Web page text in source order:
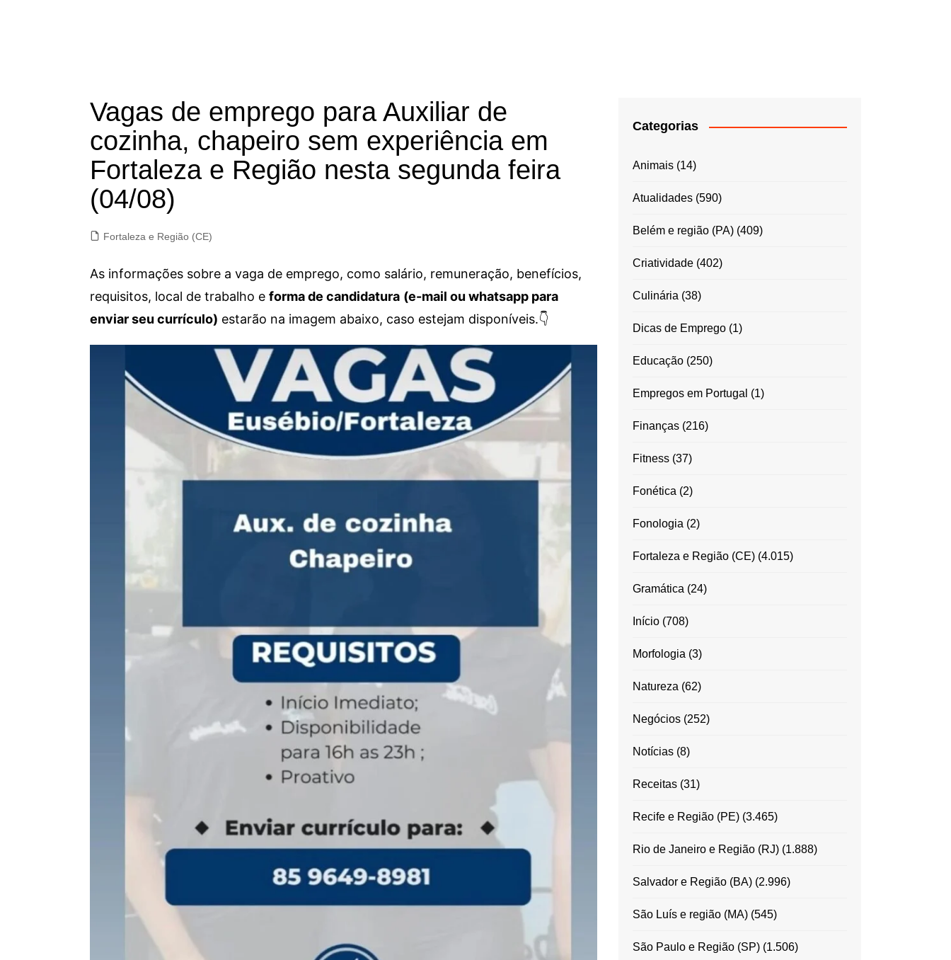
Vagas de emprego para Auxiliar de
cozinha, chapeiro sem experiência em
Fortaleza e Região nesta segunda feira
(04/08)
Fortaleza e Região (CE)
As informações sobre a vaga de emprego, como salário, remuneração, benefícios,
requisitos, local de trabalho e forma de candidatura (e-mail ou whatsapp para
enviar seu currículo) estarão na imagem abaixo, caso estejam disponíveis.👇
Categorias
Animais(14)
Atualidades(590)
Belém e região (PA)(409)
Criatividade(402)
Culinária (38)
Dicas de Emprego(1)
Educação(250)
Empregos em Portugal (1)
Finanças(216)
Fitness(37)
Fonética (2)
Fonologia (2)
Fortaleza e Região (CE)(4.015)
Gramática (24)
Início(708)
Morfologia (3)
Natureza (62)
Negócios(252)
Notícias(8)
Receitas(31)
Recife e Região (PE)(3.465)
Rio de Janeiro e Região (RJ)(1.888)
Salvador e Região (BA)(2.996)
São Luís e região (MA)(545)
São Paulo e Região (SP)(1.506)